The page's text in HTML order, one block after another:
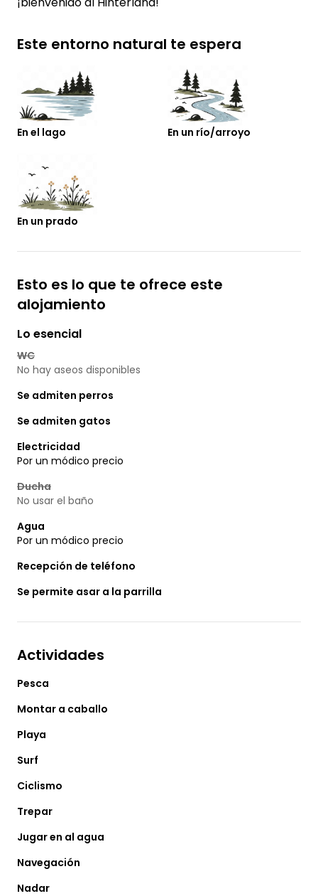
Este entorno natural te espera
En el lago En un río/arroyo
En un prado
Esto es lo que te ofrece este
alojamiento
Lo esencial
WC
No hay aseos disponibles
Se admiten perros
Se admiten gatos
Electricidad
Por un módico precio
Ducha
No usar el baño
Agua
Por un módico precio
Recepción de teléfono
Se permite asar a la parrilla
Actividades
Pesca
Montar a caballo
Playa
Surf
Ciclismo
Trepar
Jugar en al agua
Navegación
Nadar